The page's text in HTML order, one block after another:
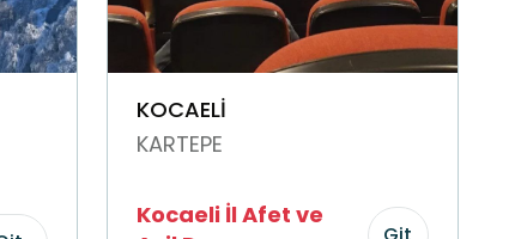
KOCAELİ
KARTEPE
Kocaeli İl Afet ve